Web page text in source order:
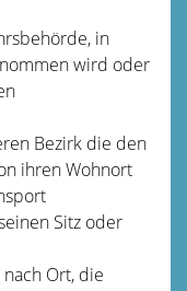
in
wird oder
Bezirk die den
ihren Wohnort
Sitz oder
Ort, die